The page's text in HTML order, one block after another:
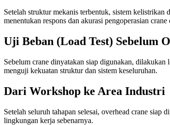
Setelah struktur mekanis terbentuk, sistem kelistrikan
menentukan respons dan akurasi pengoperasian crane
Uji Beban (Load Test) Sebelum
Sebelum crane dinyatakan siap digunakan,
menguji kekuatan struktur dan sistem keseluruhan.
Dari Workshop ke Area Industri
Setelah seluruh tahapan selesai, overhead crane
lingkungan kerja sebenarnya.